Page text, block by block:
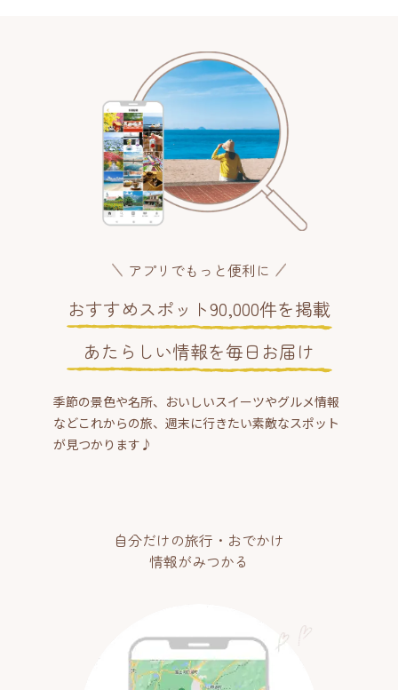
アプリでもっと便利に
おすすめスポット90,000件を掲載
あたらしい情報を毎日お届け
季節の景色や名所、おいしいスイーツやグルメ情報
などこれからの旅、週末に行きたい素敵なスポット
が見つかります♪
自分だけの旅行・おでかけ
情報がみつかる